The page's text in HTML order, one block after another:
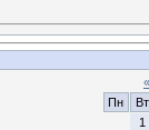
«
Пн
Вт
1